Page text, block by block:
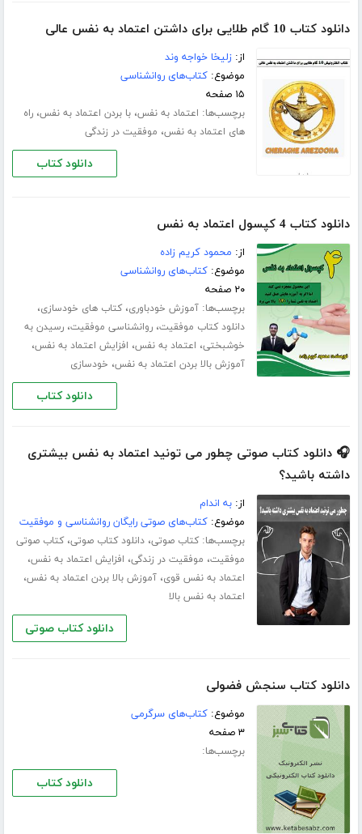
دانلود کتاب 10 گام طلایی برای داشتن اعتماد به نفس عالی
از:زلیخا خواجه وند
موضوع:کتاب‌های روانشناسی
۱۵ صفحه
برچسب‌ها: اعتماد به نفس،با بردن اعتماد به نفس،راه
های اعتماد به نفس، موفقیت در زندگی
دانلود کتاب
دانلود کتاب 4 کپسول اعتماد به نفس
از: محمود کریم زاده
موضوع:کتاب‌های روانشناسی
۲۰ صفحه
برچسب‌ها:آموزش خودباوری،کتاب های خودسازی،
دانلود کتاب موفقیت،روانشناسی موفقیت،رسیدن به
خوشبختی، اعتماد به نفس، افزایش اعتماد به نفس،
آموزش بالا بردن اعتماد به نفس، خودسازی
دانلود کتاب
🎧 دانلود کتاب صوتی چطور می تونید اعتماد به نفس بیشتری
داشته باشید؟
از:به اندام
موضوع:کتاب‌های صوتی رایگان روانشناسی و موفقیت
برچسب‌ها:کتاب صوتی،دانلود کتاب صوتی،کتاب صوتی
موفقیت، موفقیت در زندگی، افزایش اعتماد به نفس،
اعتماد به نفس قوی،آموزش بالا بردن اعتماد به نفس،
اعتماد به نفس بالا
دانلود کتاب صوتی
دانلود کتاب سنجش فضولی
موضوع:کتاب‌های سرگرمی
۳ صفحه
برچسب‌ها:
دانلود کتاب